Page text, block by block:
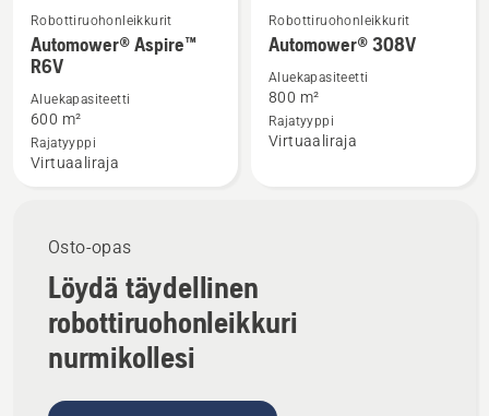
Osto-opas
Löydä täydellinen
robottiruohonleikkuri
nurmikollesi
Katso
lisätietoja
tuotteesta
Automower®
Aspire™
R6V
Robottiruohonleikkurit
Automower® Aspire™
R6V
Aluekapasiteetti
600 m²
Rajatyyppi
Virtuaaliraja
Katso
lisätietoja
tuotteesta
Automower®
308V
Robottiruohonleikkurit
Automower® 308V
Aluekapasiteetti
800 m²
Rajatyyppi
Virtuaaliraja